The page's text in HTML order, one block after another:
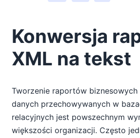
Konwersja
XML na tekst
Tworzenie raportów
danych przechowywanych w
relacyjnych jest powszechnym
większości organizacji. Często